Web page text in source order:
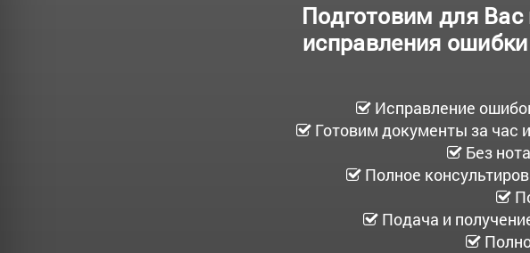
Подготовим для
исправления
Исправление
Готовим документы за
Без
Полное
Подача и